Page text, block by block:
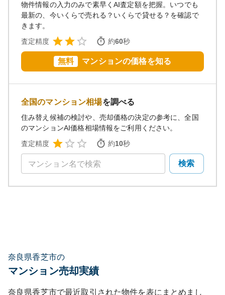
物件情報の入力のみで素早くAI査定額を把握。いつでも
最新の、今いくらで売れる？いくらで貸せる？を確認で
きます。
査定精度
約60秒
無料 マンションの価格を知る
全国のマンション相場を調べる
住み替え候補の検討や、売却価格の決定の参考に、全国
のマンションAI価格相場情報をご利用ください。
査定精度
約10秒
検索
奈良県香芝市の
マンション売却実績
奈良県香芝市で最近取引された物件を表にまとめまし